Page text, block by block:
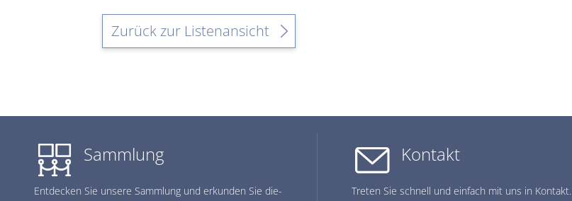
Zurück zur Listenansicht
Sammlung
Ent­de­cken Sie un­se­re Samm­lung und er­kun­den Sie die­
Kontakt
Treten Sie schnell und einfach mit uns in Kontakt.